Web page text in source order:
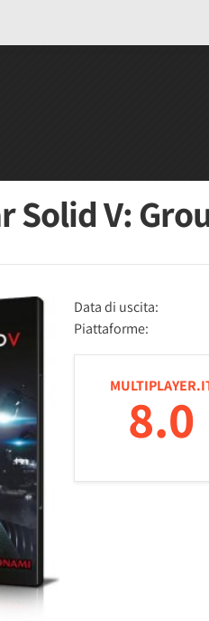
Solid V:
Data di uscita:
Piattaforme:
8.0